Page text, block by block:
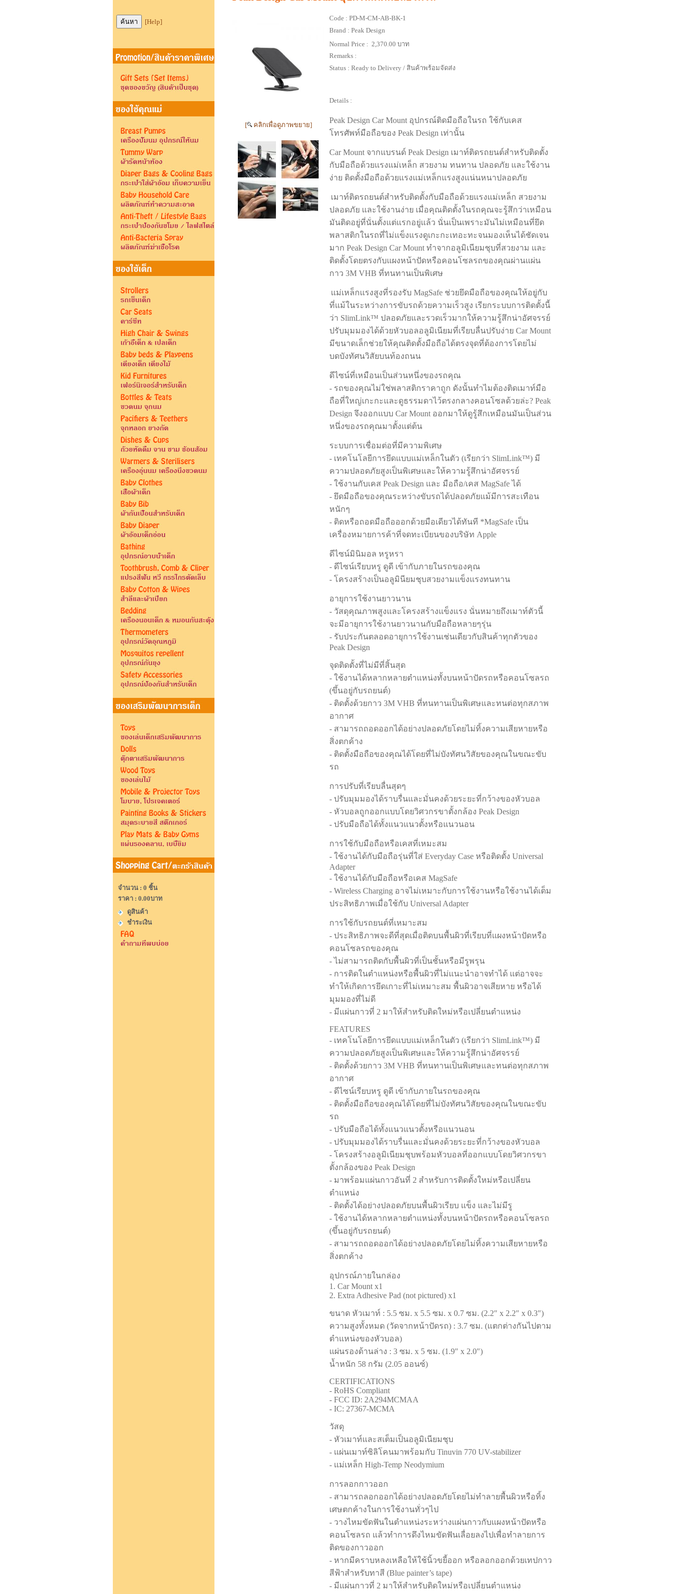
[Help]
จำนวน : 0 ชิ้น
ราคา : 0.00บาท
ดูสินค้า
ชำระเงิน
[ คลิกเพื่อดูภาพขยาย]
Code : PD-M-CM-AB-BK-1
Brand : Peak Design
Normal Price : 2,370.00 บาท
Remarks :
Status : Ready to Delivery / สินค้าพร้อมจัดส่ง
Details :
Peak Design Car Mount อุปกรณ์ติดมือถือในรถ ใช้กับเคส
โทรศัพท์มือถือของ Peak Design เท่านั้น
Car Mount จากแบรนด์ Peak Design เมาท์ติดรถยนต์สำหรับติดตั้ง
กับมือถือด้วยแรงแม่เหล็ก สวยงาม ทนทาน ปลอดภัย และใช้งาน
ง่าย ติดตั้งมือถือด้วยแรงแม่เหล็กแรงสูงแน่นหนาปลอดภัย
เมาท์ติดรถยนต์สำหรับติดตั้งกับมือถือด้วยแรงแม่เหล็ก สวยงาม
ปลอดภัย และใช้งานง่าย เมื่อคุณติดตั้งในรถคุณจะรู้สึกว่าเหมือน
มันติดอยู่ที่นั่นตั้งแต่แรกอยู่แล้ว นั่นเป็นเพราะมันไม่เหมือนที่ยึด
พลาสติกในรถที่ไม่แข็งแรงดูเกะกะเทอะทะจนมองเห็นได้ชัดเจน
มาก Peak Design Car Mount ทำจากอลูมิเนียมชุบที่สวยงาม และ
ติดตั้งโดยตรงกับแผงหน้าปัดหรือคอนโซลรถของคุณผ่านแผ่น
กาว 3M VHB ที่ทนทานเป็นพิเศษ
แม่เหล็กแรงสูงที่รองรับ MagSafe ช่วยยึดมือถือของคุณให้อยู่กับ
ที่แม้ในระหว่างการขับรถด้วยความเร็วสูง เรียกระบบการติดตั้งนี้
ว่า SlimLink™ ปลอดภัยและรวดเร็วมากให้ความรู้สึกน่าอัศจรรย์
ปรับมุมมองได้ด้วยหัวบอลอลูมิเนียมที่เรียบลื่นปรับง่าย Car Mount
มีขนาดเล็กช่วยให้คุณติดตั้งมือถือได้ตรงจุดที่ต้องการโดยไม่
บดบังทัศนวิสัยบนท้องถนน
ดีไซน์ที่เหมือนเป็นส่วนหนึ่งของรถคุณ
- รถของคุณไม่ใช่พลาสติกราคาถูก ดังนั้นทำไมต้องติดเมาท์มือ
ถือที่ใหญ่เกะกะและดูธรรมดาไว้ตรงกลางคอนโซลด้วยล่ะ? Peak
Design จึงออกแบบ Car Mount ออกมาให้ดูรู้สึกเหมือนมันเป็นส่วน
หนึ่งของรถคุณมาตั้งแต่ต้น
ระบบการเชื่อมต่อที่มีความพิเศษ
- เทคโนโลยีการยึดแบบแม่เหล็กในตัว (เรียกว่า SlimLink™) มี
ความปลอดภัยสูงเป็นพิเศษและให้ความรู้สึกน่าอัศจรรย์
- ใช้งานกับเคส Peak Design และ มือถือ/เคส MagSafe ได้
- ยึดมือถือของคุณระหว่างขับรถได้ปลอดภัยแม้มีการสะเทือน
หนักๆ
- ติดหรือถอดมือถือออกด้วยมือเดียวได้ทันที *MagSafe เป็น
เครื่องหมายการค้าที่จดทะเบียนของบริษัท Apple
ดีไซน์มินิมอล หรูหรา
- ดีไซน์เรียบหรู ดูดี เข้ากับภายในรถของคุณ
- โครงสร้างเป็นอลูมินียมชุบสวยงามแข็งแรงทนทาน
อายุการใช้งานยาวนาน
- วัสดุคุณภาพสูงและโครงสร้างแข็งแรง นั่นหมายถึงเมาท์ตัวนี้
จะมีอายุการใช้งานยาวนานกับมือถือหลายๆรุ่น
- รับประกันตลอดอายุการใช้งานเช่นเดียวกับสินค้าทุกตัวของ
Peak Design
จุดติดตั้งที่ไม่มีที่สิ้นสุด
- ใช้งานได้หลากหลายตำแหน่งทั้งบนหน้าปัดรถหรือคอนโซลรถ
(ขึ้นอยู่กับรถยนต์)
- ติดตั้งด้วยกาว 3M VHB ที่ทนทานเป็นพิเศษและทนต่อทุกสภาพ
อากาศ
- สามารถถอดออกได้อย่างปลอดภัยโดยไม่ทิ้งความเสียหายหรือ
สิ่งตกค้าง
- ติดตั้งมือถือของคุณได้โดยที่ไม่บังทัศนวิสัยของคุณในขณะขับ
รถ
การปรับที่เรียบลื่นสุดๆ
- ปรับมุมมองได้ราบรื่นและมั่นคงด้วยระยะที่กว้างของหัวบอล
- หัวบอลถูกออกแบบโดยวิศวกรขาตั้งกล้อง Peak Design
- ปรับมือถือได้ทั้งแนวแนวตั้งหรือแนวนอน
การใช้กับมือถือหรือเคสที่เหมะสม
- ใช้งานได้กับมือถือรุ่นที่ใส่ Everyday Case หรือติดตั้ง Universal
Adapter
- ใช้งานได้กับมือถือหรือเคส MagSafe
- Wireless Charging อาจไม่เหมาะกับการใช้งานหรือใช้งานได้เต็ม
ประสิทธิภาพเมื่อใช้กับ Universal Adapter
การใช้กับรถยนต์ที่เหมาะสม
- ประสิทธิภาพจะดีที่สุดเมื่อติดบนพื้นผิวที่เรียบที่แผงหน้าปัดหรือ
คอนโซลรถของคุณ
- ไม่สามารถติดกับพื้นผิวที่เป็นชั้นหรือมีรูพรุน
- การติดในตำแหน่งหรือพื้นผิวที่ไม่แนะนำอาจทำได้ แต่อาจจะ
ทำให้เกิดการยึดเกาะที่ไม่เหมาะสม พื้นผิวอาจเสียหาย หรือได้
มุมมองที่ไม่ดี
- มีแผ่นกาวที่ 2 มาให้สำหรับติดใหม่หรือเปลี่ยนตำแหน่ง
FEATURES
- เทคโนโลยีการยึดแบบแม่เหล็กในตัว (เรียกว่า SlimLink™) มี
ความปลอดภัยสูงเป็นพิเศษและให้ความรู้สึกน่าอัศจรรย์
- ติดตั้งด้วยกาว 3M VHB ที่ทนทานเป็นพิเศษและทนต่อทุกสภาพ
อากาศ
- ดีไซน์เรียบหรู ดูดี เข้ากับภายในรถของคุณ
- ติดตั้งมือถือของคุณได้โดยที่ไม่บังทัศนวิสัยของคุณในขณะขับ
รถ
- ปรับมือถือได้ทั้งแนวแนวตั้งหรือแนวนอน
- ปรับมุมมองได้ราบรื่นและมั่นคงด้วยระยะที่กว้างของหัวบอล
- โครงสร้างอลูมิเนียมชุบพร้อมหัวบอลที่ออกแบบโดยวิศวกรขา
ตั้งกล้องของ Peak Design
- มาพร้อมแผ่นกาวอันที่ 2 สำหรับการติดตั้งใหม่หรือเปลี่ยน
ตำแหน่ง
- ติดตั้งได้อย่างปลอดภัยบนพื้นผิวเรียบ แข็ง และไม่มีรู
- ใช้งานได้หลากหลายตำแหน่งทั้งบนหน้าปัดรถหรือคอนโซลรถ
(ขึ้นอยู่กับรถยนต์)
- สามารถถอดออกได้อย่างปลอดภัยโดยไม่ทิ้งความเสียหายหรือ
สิ่งตกค้าง
อุปกรณ์ภายในกล่อง
1. Car Mount x1
2. Extra Adhesive Pad (not pictured) x1
ขนาด หัวเมาท์ : 5.5 ซม. x 5.5 ซม. x 0.7 ซม. (2.2″ x 2.2″ x 0.3″)
ความสูงทั้งหมด (วัดจากหน้าปัดรถ) : 3.7 ซม. (แตกต่างกันไปตาม
ตำแหน่งของหัวบอล)
แผ่นรองด้านล่าง : 3 ซม. x 5 ซม. (1.9″ x 2.0″)
น้ำหนัก 58 กรัม (2.05 ออนซ์)
CERTIFICATIONS
- RoHS Compliant
- FCC ID: 2A294MCMAA
- IC: 27367-MCMA
วัสดุ
- หัวเมาท์และสเต็มเป็นอลูมิเนียมชุบ
- แผ่นเมาท์ซิลิโคนมาพร้อมกับ Tinuvin 770 UV-stabilizer
- แม่เหล็ก High-Temp Neodymium
การลอกกาวออก
- สามารถลอกออกได้อย่างปลอดภัยโดยไม่ทำลายพื้นผิวหรือทิ้ง
เศษตกค้างในการใช้งานทั่วๆไป
- วางไหมขัดฟันในตำแหน่งระหว่างแผ่นกาวกับแผงหน้าปัดหรือ
คอนโซลรถ แล้วทำการดึงไหมขัดฟันเลื่อยลงไปเพื่อทำลายการ
ติดของกาวออก
- หากมีคราบหลงเหลือให้ใช้นิ้วขยี้ออก หรือลอกออกด้วยเทปกาว
สีฟ้าสำหรับทาสี (Blue painter’s tape)
- มีแผ่นกาวที่ 2 มาให้สำหรับติดใหม่หรือเปลี่ยนตำแหน่ง